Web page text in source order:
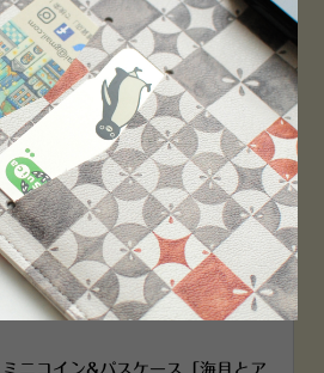
横浜赤レンガ倉庫店 12月6日 O
PEN！
2022.12.05
空想街雑貨店《吉祥寺本店》４月２
５日OPEN!
2022.03.29
ミニコイン&パスケース「海月とア